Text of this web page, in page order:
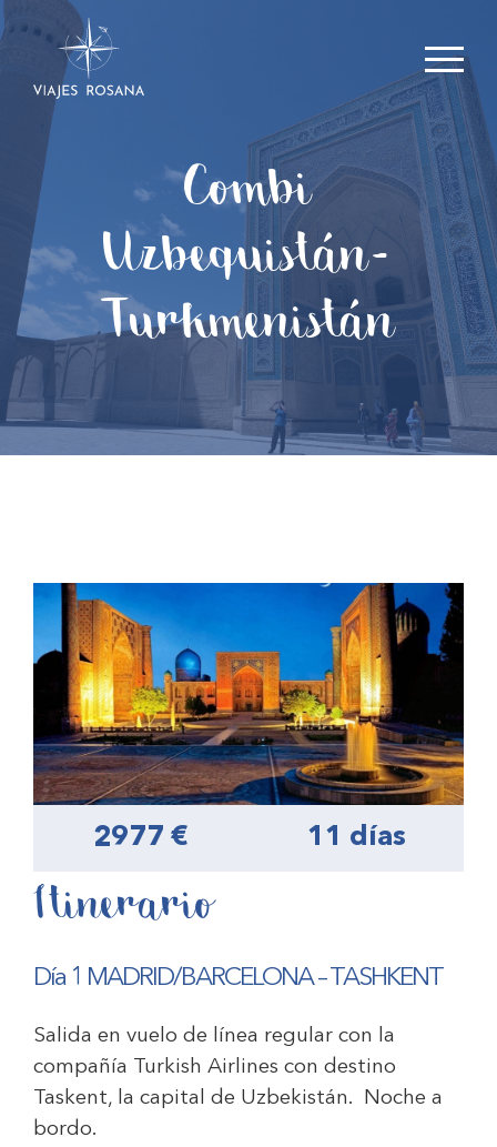
Combi
Uzbequistán-
Turkmenistán
2977 € 11 días
Itinerario
Día 1 MADRID/BARCELONA – TASHKENT
Salida en vuelo de línea regular con la
compañía Turkish Airlines con destino
Taskent, la capital de Uzbekistán. Noche a
bordo.